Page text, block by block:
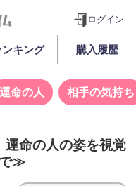
ログイン
ンキング 購入履歴
運命の人 相手の気持ち
運命の人の姿を視覚
で≫